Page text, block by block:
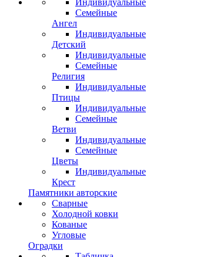
Индивидуальные
Семейные
Ангел
Индивидуальные
Детский
Индивидуальные
Семейные
Религия
Индивидуальные
Птицы
Индивидуальные
Семейные
Ветви
Индивидуальные
Семейные
Цветы
Индивидуальные
Крест
Памятники авторские
Сварные
Холодной ковки
Кованые
Угловые
Оградки